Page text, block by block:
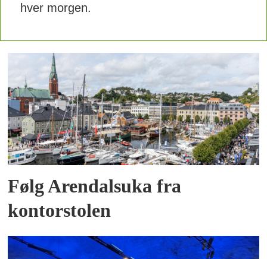
hver morgen.
Følg Arendalsuka fra
kontorstolen